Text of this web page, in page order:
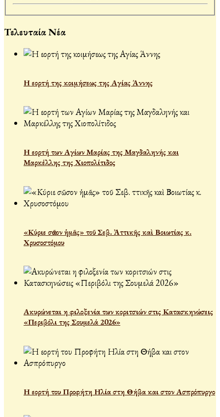
Τελευταία Νέα
Η εορτή της κοιμήσεως της Αγίας Άννης
Η εορτή των Αγίων Μαρίας της Μαγδαληνής και
Μαρκέλλης της Χιοπολίτιδος
«Κύριε σῶσον ἡμᾶς» τοῦ Σεβ. Ἀττικῆς καὶ Βοιωτίας κ.
Χρυσοστόμου
Ακυρώνεται η φιλοξενία των κοριτσιών στις Κατασκηνώσεις
«Περιβόλι της Σουμελά 2026»
Η εορτή του Προφήτη Ηλία στη Θήβα και στον Ασπρόπυργο